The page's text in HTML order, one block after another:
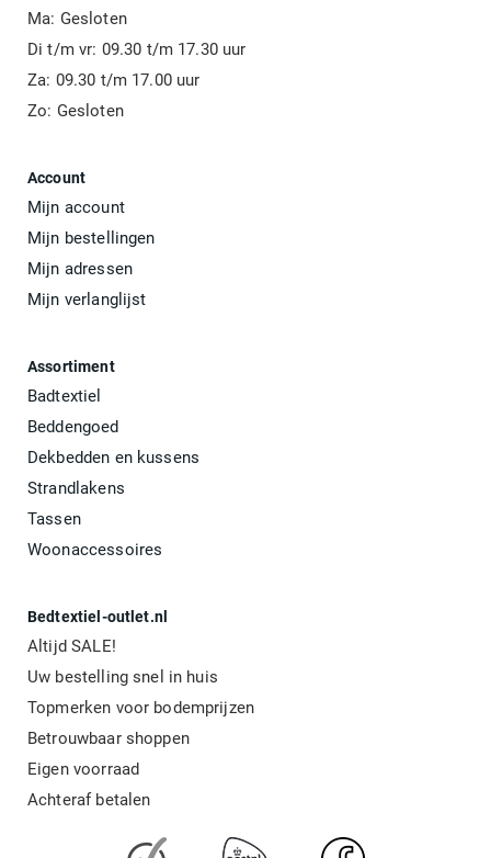
Ma: Gesloten
Di t/m vr: 09.30 t/m 17.30 uur
Za: 09.30 t/m 17.00 uur
Zo: Gesloten
Account
Mijn account
Mijn bestellingen
Mijn adressen
Mijn verlanglijst
Assortiment
Badtextiel
Beddengoed
Dekbedden en kussens
Strandlakens
Tassen
Woonaccessoires
Bedtextiel-outlet.nl
Altijd SALE!
Uw bestelling snel in huis
Topmerken voor bodemprijzen
Betrouwbaar shoppen
Eigen voorraad
Achteraf betalen